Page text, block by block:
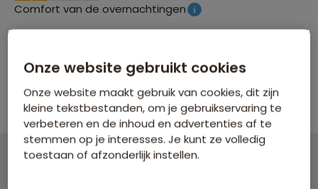
Comfort van de overnachtingen
Maximaal 24 personen
Onze website gebruikt cookies
Onze website maakt gebruik van cookies, dit zijn
kleine tekstbestanden, om je gebruikservaring te
verbeteren en de inhoud en advertenties af te
stemmen op je interesses. Je kunt ze volledig
toestaan of afzonderlijk instellen.